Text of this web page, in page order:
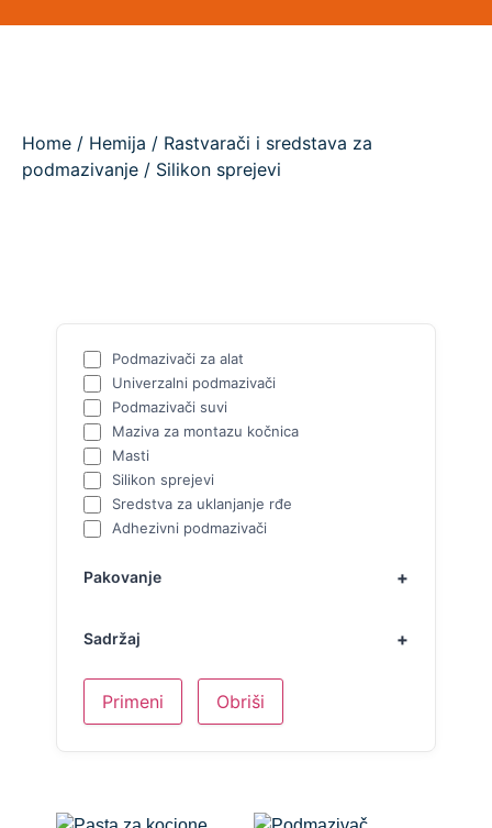
Home / Hemija / Rastvarači i sredstava za
podmazivanje / Silikon sprejevi
Podmazivači za alat
Univerzalni podmazivači
Podmazivači suvi
Maziva za montazu kočnica
Masti
Silikon sprejevi
Sredstva za uklanjanje rđe
Adhezivni podmazivači
Pakovanje
Sadržaj
Primeni Obriši